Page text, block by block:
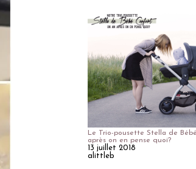
Le Trio-pousette Stella de
après on en pense quoi?
13 juillet 2018
alittleb